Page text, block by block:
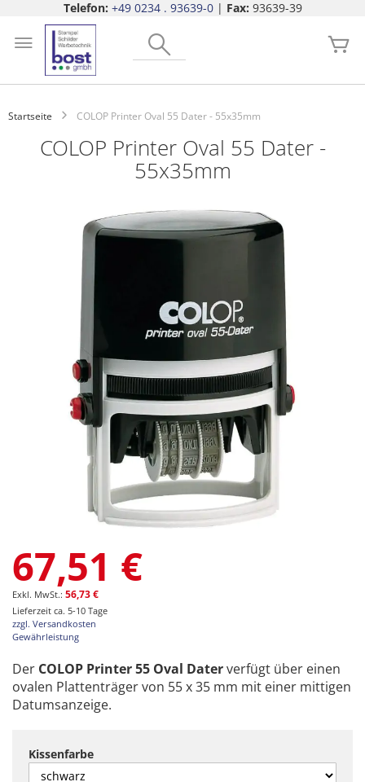
Telefon: +49 0234 . 93639-0| Fax: 93639-39
springen
Startseite COLOP Printer Oval 55 Dater - 55x35mm
COLOP Printer Oval 55 Dater -
55x35mm
Anfang
der
Bildgalerie
springen
67,51 €
56,73 €
Lieferzeit ca. 5-10 Tage
zzgl. Versandkosten
Gewährleistung
Der COLOP Printer 55 Oval Daterverfügt über einen
ovalen Plattenträger von 55 x 35 mm mit einer mittigen
Datumsanzeige.
Kissenfarbe